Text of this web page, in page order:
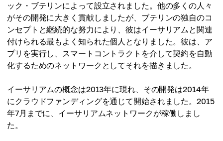
ック・ブテリンによって設立されました。他の多くの人々
がその開発に大きく貢献しましたが、ブテリンの独自のコ
ンセプトと継続的な努力により、彼はイーサリアムと関連
付けられる最もよく知られた個人となりました。彼は、ア
プリを実行し、スマートコントラクトを介して契約を自動
化するためのネットワークとしてそれを描きました。
イーサリアムの概念は2013年に現れ、その開発は2014年
にクラウドファンディングを通じて開始されました。2015
年7月までに、イーサリアムネットワークが稼働しまし
た。